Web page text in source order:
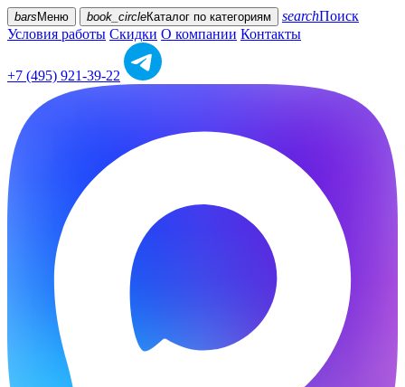
bars Меню book_circleКаталог по категориям searchПоиск
Условия работы Скидки О компании Контакты
+7 (495) 921-39-22